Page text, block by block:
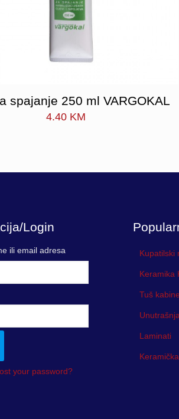
spajanje 250 ml VARGOKAL
4.40 KM
Login
ili email adresa
your password?
Kupatilski
Keramika
Tuš kabine
Laminati